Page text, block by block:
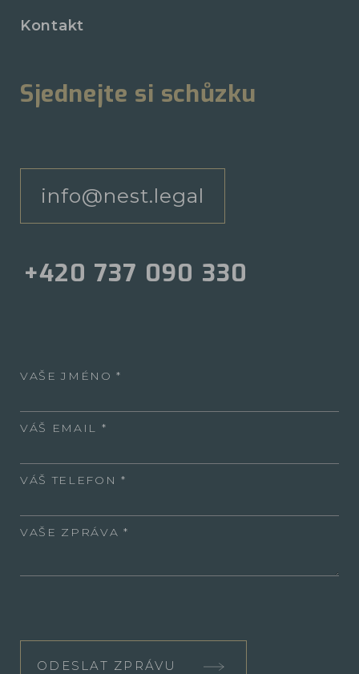
Kontakt
Sjednejte si schůzku
info@nest.legal
+420 737 090 330
VAŠE JMÉNO
VÁŠ EMAIL
VÁŠ TELEFON
VAŠE ZPRÁVA
ODESLAT ZPRÁVU